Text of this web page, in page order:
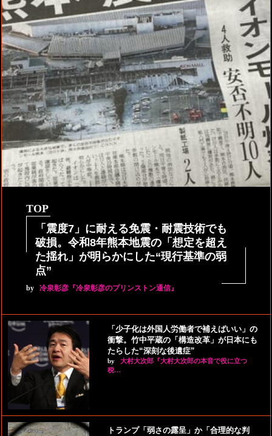
TOP
「震度7」に耐える免震・耐震技術でも
破損。令和8年熊本地震の「想定を超え
た揺れ」が明らかにした“現行基準の弱
点”
by 冷泉彰彦『冷泉彰彦のプリンストン通信』
「少子化は外国人労働者で補えばいい」の
衝撃。竹中平蔵の「構造改革」が日本にも
たらした“深刻な後遺症”
by
大村大次郎『大村大次郎の本音で役に立つ
税…
トランプ「弱さの露呈」か「合理的な判